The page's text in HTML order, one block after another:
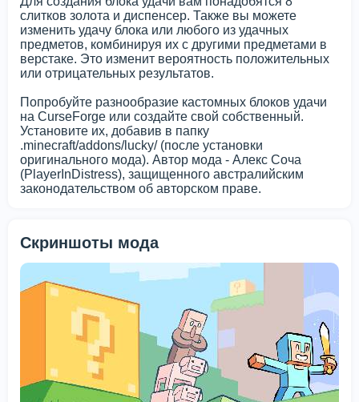
слитков золота и диспенсер. Также вы можете
изменить удачу блока или любого из удачных
предметов, комбинируя их с другими предметами в
верстаке. Это изменит вероятность положительных
или отрицательных результатов.
Попробуйте разнообразие кастомных блоков удачи
на CurseForge или создайте свой собственный.
Установите их, добавив в папку
.minecraft/addons/lucky/ (после установки
оригинального мода). Автор мода - Алекс Соча
(PlayerInDistress), защищенного австралийским
законодательством об авторском праве.
Скриншоты мода